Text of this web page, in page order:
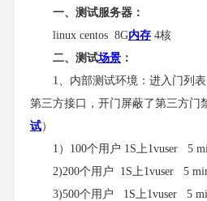
一、测试服务器：
linux centos 8G内存 4核
二、测试场景 ：
1、内部测试环境：进入门列表
第三方接口，开门屏蔽了第三方门
试）
1）100个用户 1S上1vuser 5
2)200个用户 1S上1vuser 5
3)500个用户 1S上1vuser 5